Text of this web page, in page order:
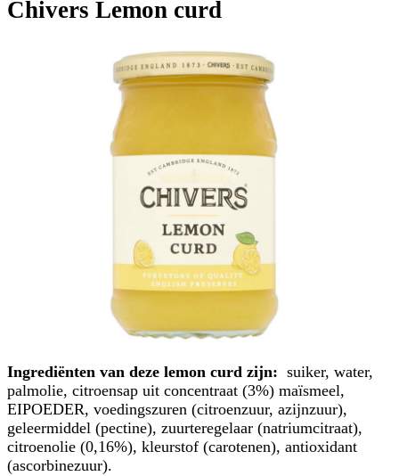
Chivers Lemon curd
Ingrediënten van deze lemon curd zijn: suiker, water,
palmolie, citroensap uit concentraat (3%) maïsmeel,
EIPOEDER, voedingszuren (citroenzuur, azijnzuur),
geleermiddel (pectine), zuurteregelaar (natriumcitraat),
citroenolie (0,16%), kleurstof (carotenen), antioxidant
(ascorbinezuur).